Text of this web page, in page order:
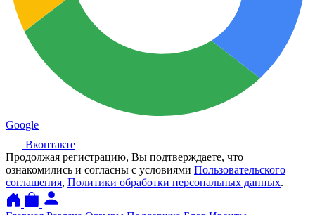
Google
Вконтакте
Продолжая регистрацию, Вы подтверждаете, что
ознакомились и согласны с условиями Пользовательского
соглашения, Политики обработки персональных данных.